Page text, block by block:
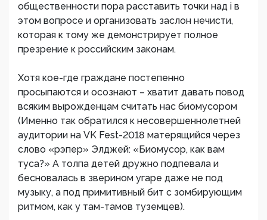
общественности пора расставить точки над i в
этом вопросе и организовать заслон нечисти,
которая к тому же демонстрирует полное
презрение к российским законам.
Хотя кое-где граждане постепенно
просыпаются и осознают – хватит давать повод
всяким вырожденцам считать нас биомусором
(Именно так обратился к несовершеннолетней
аудитории на VK Fest-2018 матерящийся через
слово «рэпер» Элджей: «Биомусор, как вам
туса?» А толпа детей дружно подпевала и
бесновалась в зверином угаре даже не под
музыку, а под примитивный бит с зомбирующим
ритмом, как у там-тамов туземцев).